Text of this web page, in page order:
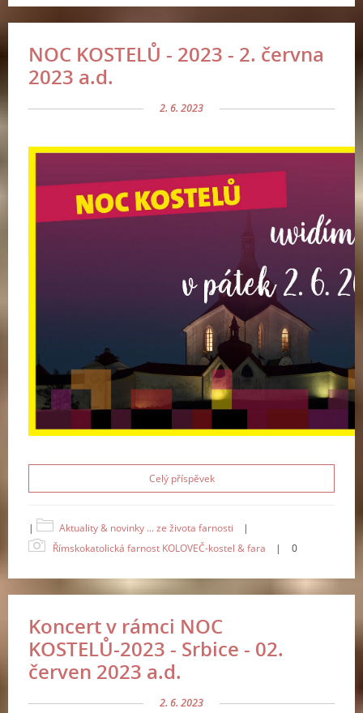
NOC KOSTELŮ - 2023 - 2. června
2023 a.d.
2. 6. 2023
Celý příspěvek
| Aktuality & novinky ... ze života farnosti
|
Římskokatolická farnost KOLOVEČ-kostel & fara
| 0
Koncert v rámci NOC
KOSTELŮ-2023 - Srbice - 02.
červen 2023 a.d.
2. 6. 2023